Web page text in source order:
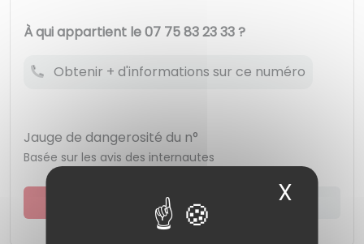
X
À qui appartient le 07 75 83 23 33 ?
Obtenir + d'informations sur ce numéro
Jauge de dangerosité du n°
Basée sur les avis des internautes